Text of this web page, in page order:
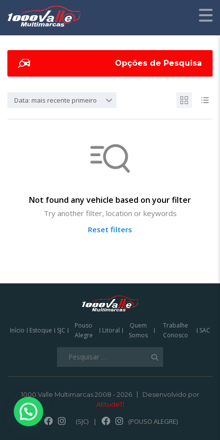
Opções de Pesquisa
Data: mais recente primeiro
Not found any vehicle based on your filter
Try another filter, location or keywords
Reset filters
Início Estoque SJC
Pouso
Alegre
Litoral
Quem
Somos
Trabalhe
Conosco
SAC
1000 Valle Multimarcas 2008 - 2026
Desenvolvido por
AtitudeTI
(SJC) | (POUSO ALEGRE)